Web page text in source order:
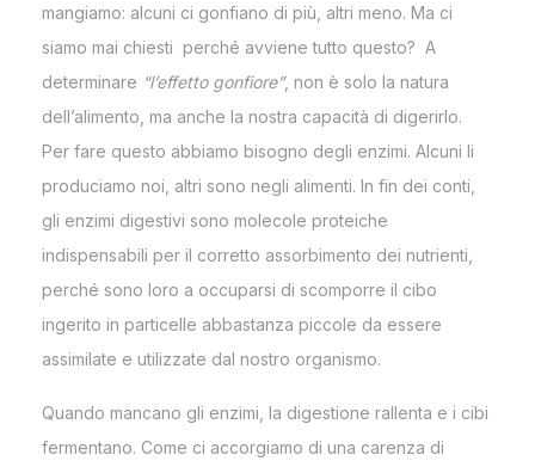
mangiamo: alcuni ci gonfiano di più, altri meno. Ma ci
siamo mai chiesti perché avviene tutto questo? A
determinare “l’effetto gonfiore”, non è solo la natura
dell’alimento, ma anche la nostra capacità di digerirlo.
Per fare questo abbiamo bisogno degli enzimi. Alcuni li
produciamo noi, altri sono negli alimenti. In fin dei conti,
gli enzimi digestivi sono molecole proteiche
indispensabili per il corretto assorbimento dei nutrienti,
perché sono loro a occuparsi di scomporre il cibo
ingerito in particelle abbastanza piccole da essere
assimilate e utilizzate dal nostro organismo.
Quando mancano gli enzimi, la digestione rallenta e i cibi
fermentano. Come ci accorgiamo di una carenza di